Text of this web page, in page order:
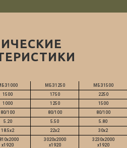
МБЗ1250
МБЗ1500
1500 1750
2250
1000 1250
1500
80/100 80/100
80/100
5.20 5.50
5.80
18.5x2 22x2 30х2
x1920
3020x2000
x1920
3230x2000
x1920